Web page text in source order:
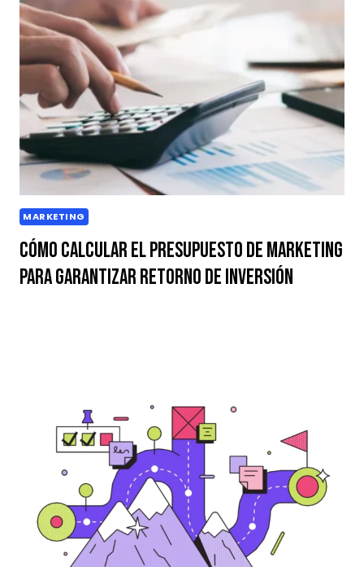
MARKETING
Cómo calcular el presupuesto de marketing
para garantizar retorno de inversión